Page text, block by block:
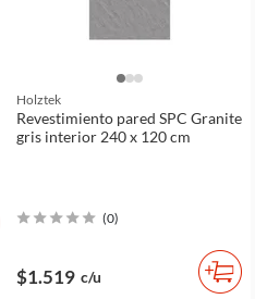
Holztek
Revestimiento pared SPC Granite
gris interior 240 x 120 cm
(0)
$1.519 c/u